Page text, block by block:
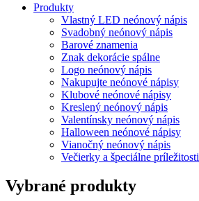
Produkty
Vlastný LED neónový nápis
Svadobný neónový nápis
Barové znamenia
Znak dekorácie spálne
Logo neónový nápis
Nakupujte neónové nápisy
Klubové neónové nápisy
Kreslený neónový nápis
Valentínsky neónový nápis
Halloween neónové nápisy
Vianočný neónový nápis
Večierky a špeciálne príležitosti
Vybrané produkty